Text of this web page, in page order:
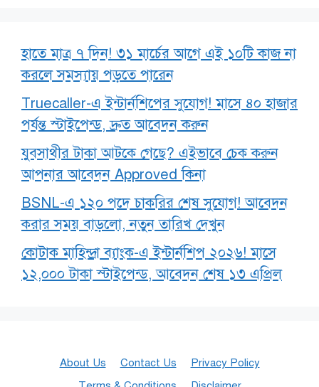
হাতে মাত্র ৭ দিন! ৩১ মার্চের আগে এই ১০টি কাজ না
করলে সমস্যায় পড়তে পারেন
Truecaller-এ ইন্টার্নশিপের সুযোগ! মাসে ৪০ হাজার
পর্যন্ত স্টাইপেন্ড, দ্রুত আবেদন করুন
যুবসাথীর টাকা আটকে গেছে? এইভাবে চেক করুন
আপনার আবেদন Approved কিনা
BSNL-এ ১২০ পদে চাকরির শেষ সুযোগ! আবেদন
করার সময় বাড়লো, নতুন তারিখ দেখুন
কোটাক মাহিন্দ্রা ব্যাংক-এ ইন্টার্নশিপ ২০২৬! মাসে
১২,০০০ টাকা স্টাইপেন্ড, আবেদন শেষ ১৩ এপ্রিল
About Us Contact Us
Privacy Policy